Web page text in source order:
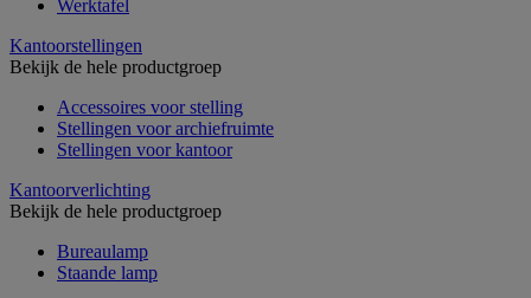
Werktafel
Kantoorstellingen
Bekijk de hele productgroep
Accessoires voor stelling
Stellingen voor archiefruimte
Stellingen voor kantoor
Kantoorverlichting
Bekijk de hele productgroep
Bureaulamp
Staande lamp